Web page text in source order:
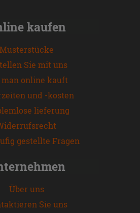
kaufen
Musterstücke
Sie mit uns
man online kauft
und -kosten
lieferung
gestellte Fragen
Über uns
Sie uns